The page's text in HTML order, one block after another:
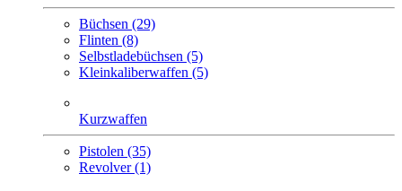
Büchsen (29)
Flinten (8)
Selbstlade­büchsen (5)
Klein­kaliber­waffen (5)
Kurzwaffen
Pistolen (35)
Revolver (1)